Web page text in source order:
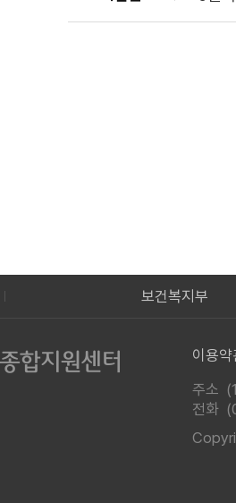
중앙육아종합지원센
이용약
주소
전화